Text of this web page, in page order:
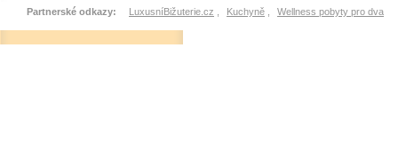
Partnerské odkazy: LuxusníBižuterie.cz Kuchyně Wellness pobyty pro dva